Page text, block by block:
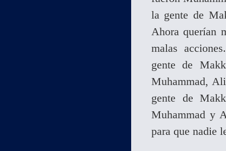
la gente de
Ahora querían
malas
gente de
Muhammad,
gente de
Muhammad y
para que nadie